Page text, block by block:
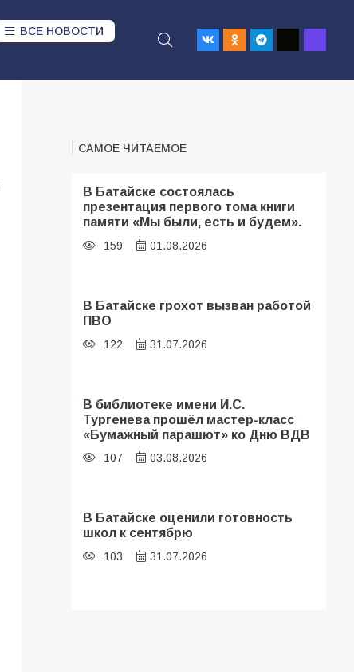
ВСЕ НОВОСТИ
САМОЕ ЧИТАЕМОЕ
В Батайске состоялась
презентация первого тома книги
памяти «Мы были, есть и будем».
159 01.08.2026
В Батайске грохот вызван работой
ПВО
122 31.07.2026
В библиотеке имени И.С.
Тургенева прошёл мастер-класс
«Бумажный парашют» ко Дню ВДВ
107 03.08.2026
В Батайске оценили готовность
школ к сентябрю
103 31.07.2026